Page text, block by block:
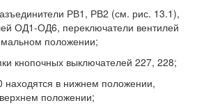
РВ1, РВ2 (см. рис. 13.1),
ОД1-ОД6, переключатели вентилей
положении;
кнопочных выключателей 227, 228;
находятся в нижнем положении,
положении;